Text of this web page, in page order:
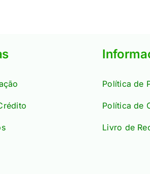
Política de
Política de
Livro de